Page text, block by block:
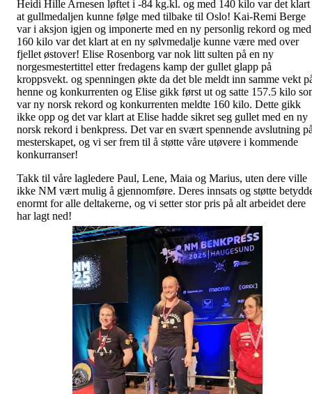
Heidi Hille Arnesen løftet i -84 kg.kl. og med 140 kilo var det klart
at gullmedaljen kunne følge med tilbake til Oslo! Kai-Remi Berge
var i aksjon igjen og imponerte med en ny personlig rekord og med
160 kilo var det klart at en ny sølvmedalje kunne være med over
fjellet østover! Elise Rosenborg var nok litt sulten på en ny
norgesmestertittel etter fredagens kamp der gullet glapp på
kroppsvekt. og spenningen økte da det ble meldt inn samme vekt
henne og konkurrenten og Elise gikk først ut og satte 157.5 kilo
var ny norsk rekord og konkurrenten meldte 160 kilo. Dette gikk
ikke opp og det var klart at Elise hadde sikret seg gullet med en ny
norsk rekord i benkpress. Det var en svært spennende avslutning
mesterskapet, og vi ser frem til å støtte våre utøvere i kommende
konkurranser!
Takk til våre lagledere Paul, Lene, Maia og Marius, uten dere ville
ikke NM vært mulig å gjennomføre. Deres innsats og støtte
enormt for alle deltakerne, og vi setter stor pris på alt arbeidet dere
har lagt ned!